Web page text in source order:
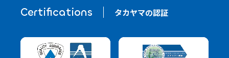
Certifications タカヤマの認証